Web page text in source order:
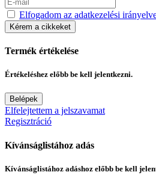
Elfogadom az adatkezelési
Kérem a cikkeket
Termék értékelése
Értékeléshez előbb be kell jelentkezni.
Belépek
Elfelejtettem a jelszavamat
Regisztráció
Kívánságlistához adás
Kívánságlistához adáshoz előbb be kell